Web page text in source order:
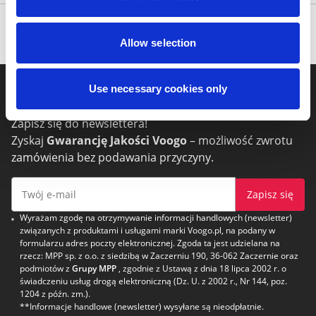
Allow selection
Use necessary cookies only
Newsletter
Zapisz się do newslettera!
Zyskaj Gwarancję Jakości Voogo– możliwość zwrotu
zamówienia bez podawania przyczyny.
Zapisz się
Wyrażam zgodę na otrzymywanie informacji handlowych (newsletter)
związanych z produktami i usługami marki Voogo.pl, na podany w
formularzu adres poczty elektronicznej. Zgoda ta jest udzielana na
rzecz: MPP sp. z o.o. z siedzibą w Zaczerniu 190, 36-062 Zaczernie oraz
podmiotów z Grupy MPP , zgodnie z Ustawą z dnia 18 lipca 2002 r. o
świadczeniu usług drogą elektroniczną (Dz. U. z 2002 r., Nr 144, poz.
1204 z późn. zm.).
**Informacje handlowe (newsletter) wysyłane są nieodpłatnie.